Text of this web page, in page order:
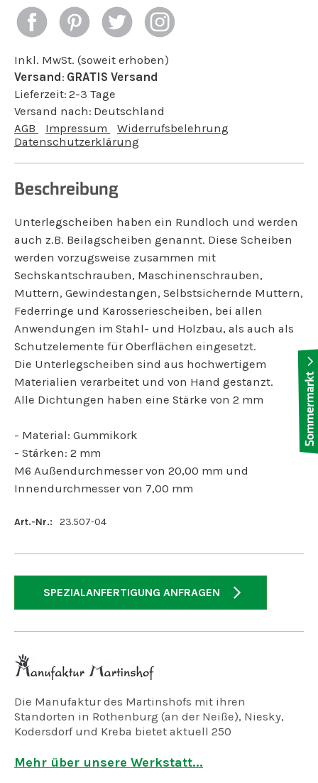
Inkl. MwSt. (soweit erhoben)
Versand: GRATIS Versand
Lieferzeit: 2-3 Tage
Versand nach: Deutschland
AGB
Impressum
Widerrufsbelehrung
Datenschutzerklärung
Beschreibung
Unterlegscheiben haben ein Rundloch und werden
auch z.B. Beilagscheiben genannt. Diese Scheiben
werden vorzugsweise zusammen mit
Sechskantschrauben, Maschinenschrauben,
Muttern, Gewindestangen, Selbstsichernde Muttern,
Federringe und Karosseriescheiben, bei allen
Anwendungen im Stahl- und Holzbau, als auch als
Schutzelemente für Oberflächen eingesetzt.
Die Unterlegscheiben sind aus hochwertigem
Materialien verarbeitet und von Hand gestanzt.
Alle Dichtungen haben eine Stärke von 2 mm
- Material: Gummikork
- Stärken: 2 mm
M6 Außendurchmesser von 20,00 mm und
Innendurchmesser von 7,00 mm
Art.-Nr.: 23.507-04
SPEZIALANFERTIGUNG ANFRAGEN
Die Manufaktur des Martinshofs mit ihren
Standorten in Rothenburg (an der Neiße), Niesky,
Kodersdorf und Kreba bietet aktuell 250
behinderte Menschen.
Mehr über unsere Werkstatt...